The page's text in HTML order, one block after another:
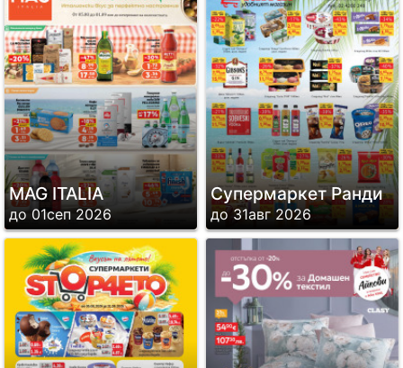
MAG ITALIA
до 01сеп 2026
Супермаркет Ранди
до 31авг 2026